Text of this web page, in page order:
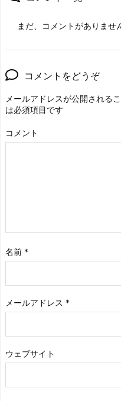
まだ、コメントがありませ
コメントをどうぞ
メールアドレスが公開される
は必須項目です
コメント
名前 *
メールアドレス *
ウェブサイト